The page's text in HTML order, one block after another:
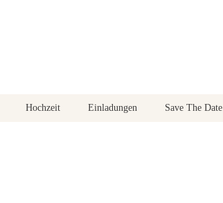
Hochzeit Einladungen Save The Date